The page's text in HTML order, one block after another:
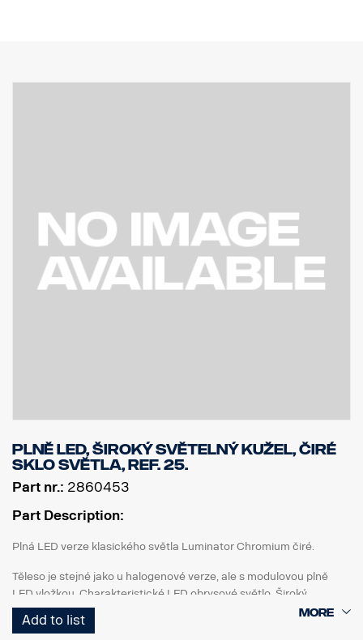
Plně LED, široký světelný kužel, čiré
sklo světla, Ref. 25.
Part nr.: 2860453
Part Description:
Plná LED verze klasického světla Luminator Chromium čiré.
Těleso je stejné jako u halogenové verze, ale s modulovou plně
LED vložkou. Charakteristické LED obrysové světlo. Široký
světelný kužel. Ref. 25.
Add to list